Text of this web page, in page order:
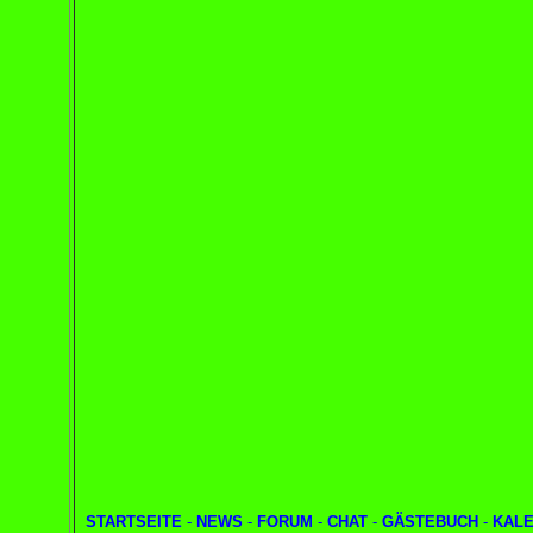
STARTSEITE - NEWS - FORUM - CHAT - GÄSTEBUCH -